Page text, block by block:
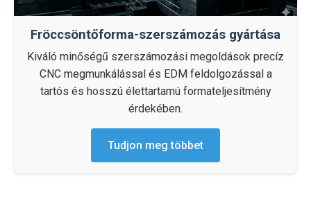
Fröccsöntőforma-szerszámozás gyártása
Kiváló minőségű szerszámozási megoldások precíz
CNC megmunkálással és EDM feldolgozással a
tartós és hosszú élettartamú formateljesítmény
érdekében.
Tudjon meg többet